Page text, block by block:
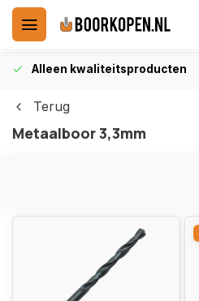
Alleen kwaliteitsproducten
Terug
Metaalboor 3,3mm